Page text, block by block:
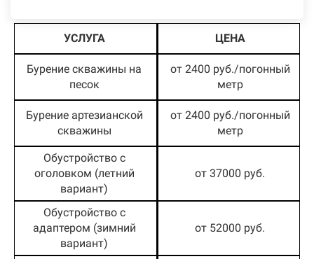
УСЛУГА ЦЕНА
Бурение скважины на
песок
от 2400 руб./погонный
метр
Бурение артезианской
скважины
от 2400 руб./погонный
метр
Обустройство с
оголовком (летний
вариант)
от 37000 руб.
Обустройство с
адаптером (зимний
вариант)
от 52000 руб.